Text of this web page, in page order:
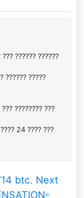
?????? ??????
?????? ?????
???????? ???
24 ???? ???
btc. Next